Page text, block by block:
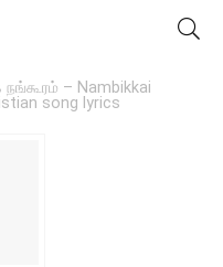
நங்கூரம் – Nambikkai
song lyrics